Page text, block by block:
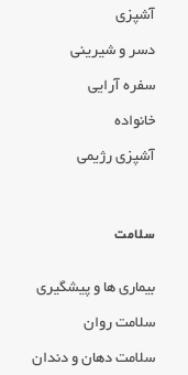
آشپزی
دسر و شیرینی
سفره آرایی
خانواده
آشپزی رژیمی
سلامت
بیماری ها و پیشگیری
سلامت روان
سلامت دهان و دندان